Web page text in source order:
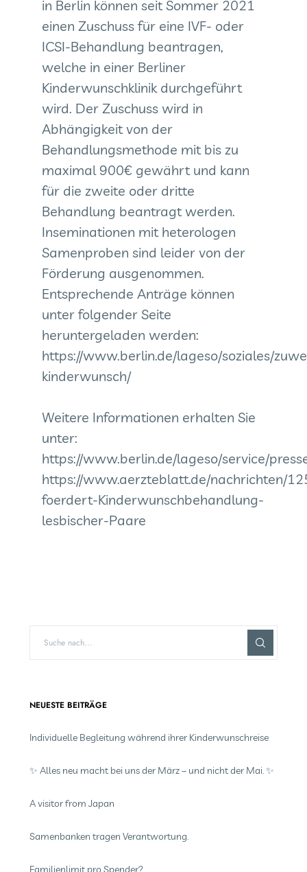
in Berlin können seit Sommer 2021
einen Zuschuss für eine IVF- oder
ICSI-Behandlung beantragen,
welche in einer Berliner
Kinderwunschklinik durchgeführt
wird. Der Zuschuss wird in
Abhängigkeit von der
Behandlungsmethode mit bis zu
maximal 900€ gewährt und kann
für die zweite oder dritte
Behandlung beantragt werden.
Inseminationen mit heterologen
Samenproben sind leider von der
Förderung ausgenommen.
Entsprechende Anträge können
unter folgender Seite
heruntergeladen werden:
https://www.berlin.de/lageso/soziales/
kinderwunsch/
Weitere Informationen erhalten Sie
unter:
https://www.berlin.de/lageso/service/
https://www.aerzteblatt.de/nachrichten/
foerdert-Kinderwunschbehandlung-
lesbischer-Paare
NEUESTE BEITRÄGE
Individuelle Begleitung während ihrer Kinderwunschreise
✨ Alles neu macht bei uns der März – und nicht der Mai. ✨
A visitor from Japan
Samenbanken tragen Verantwortung.
Familienlimit pro Spender?